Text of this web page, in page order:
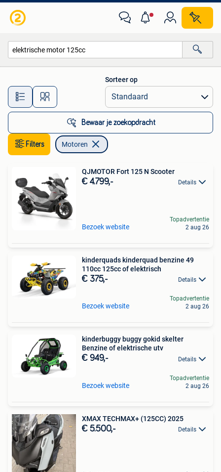
Alle afstanden…
Sorteer op
Bewaar je zoekopdracht
Filters Motoren
QJMOTOR Fort 125 N Scooter
€ 4.799,- Details
Bezoek website
Topadvertentie
2 aug 26
kinderquads kinderquad benzine 49
110cc 125cc of elektrisch
€ 375,- Details
Bezoek website
Topadvertentie
2 aug 26
kinderbuggy buggy gokid skelter
Benzine of elektrische utv
€ 949,- Details
Bezoek website
Topadvertentie
2 aug 26
XMAX TECHMAX+ (125CC) 2025
€ 5.500,- Details